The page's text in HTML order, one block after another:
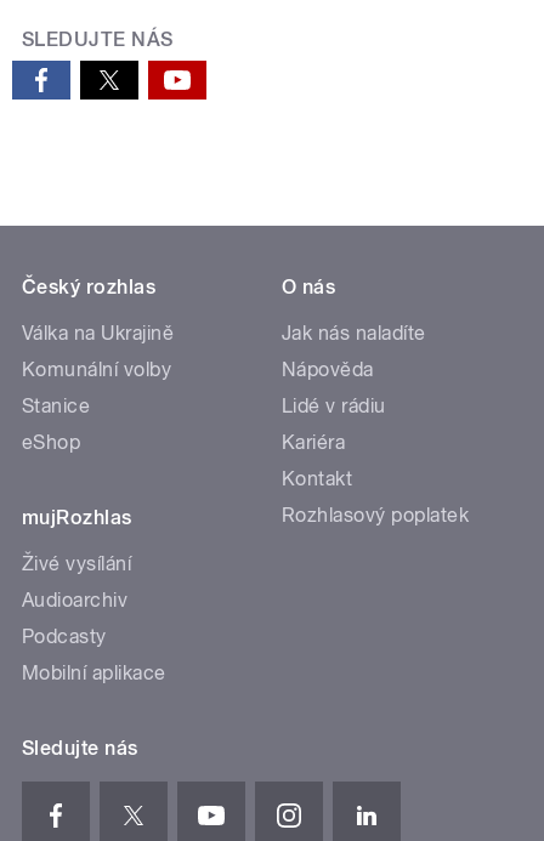
SLEDUJTE NÁS
Český rozhlas
Válka na Ukrajině
Komunální volby
Stanice
eShop
mujRozhlas
Živé vysílání
Audioarchiv
Podcasty
Mobilní aplikace
O nás
Jak nás naladíte
Nápověda
Lidé v rádiu
Kariéra
Kontakt
Rozhlasový poplatek
Sledujte nás